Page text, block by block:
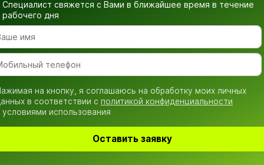
Специалист свяжется с Вами в ближайшее время в течение
рабочего дня
на кнопку, я соглашаюсь на обработку моих личных
в соответствии с политикой конфиденциальности
условиями использования
Оставить заявку